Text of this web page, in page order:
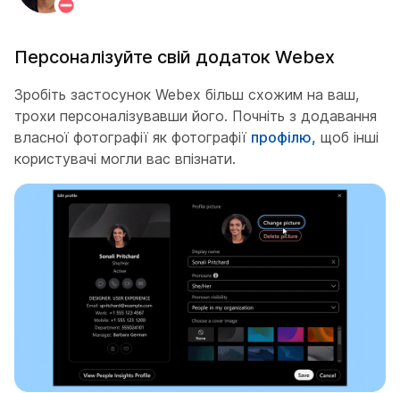
Персоналізуйте свій додаток Webex
Зробіть застосунок Webex більш схожим на ваш,
трохи персоналізувавши його. Почніть з додавання
власної фотографії як фотографії профілю, щоб інші
користувачі могли вас впізнати.